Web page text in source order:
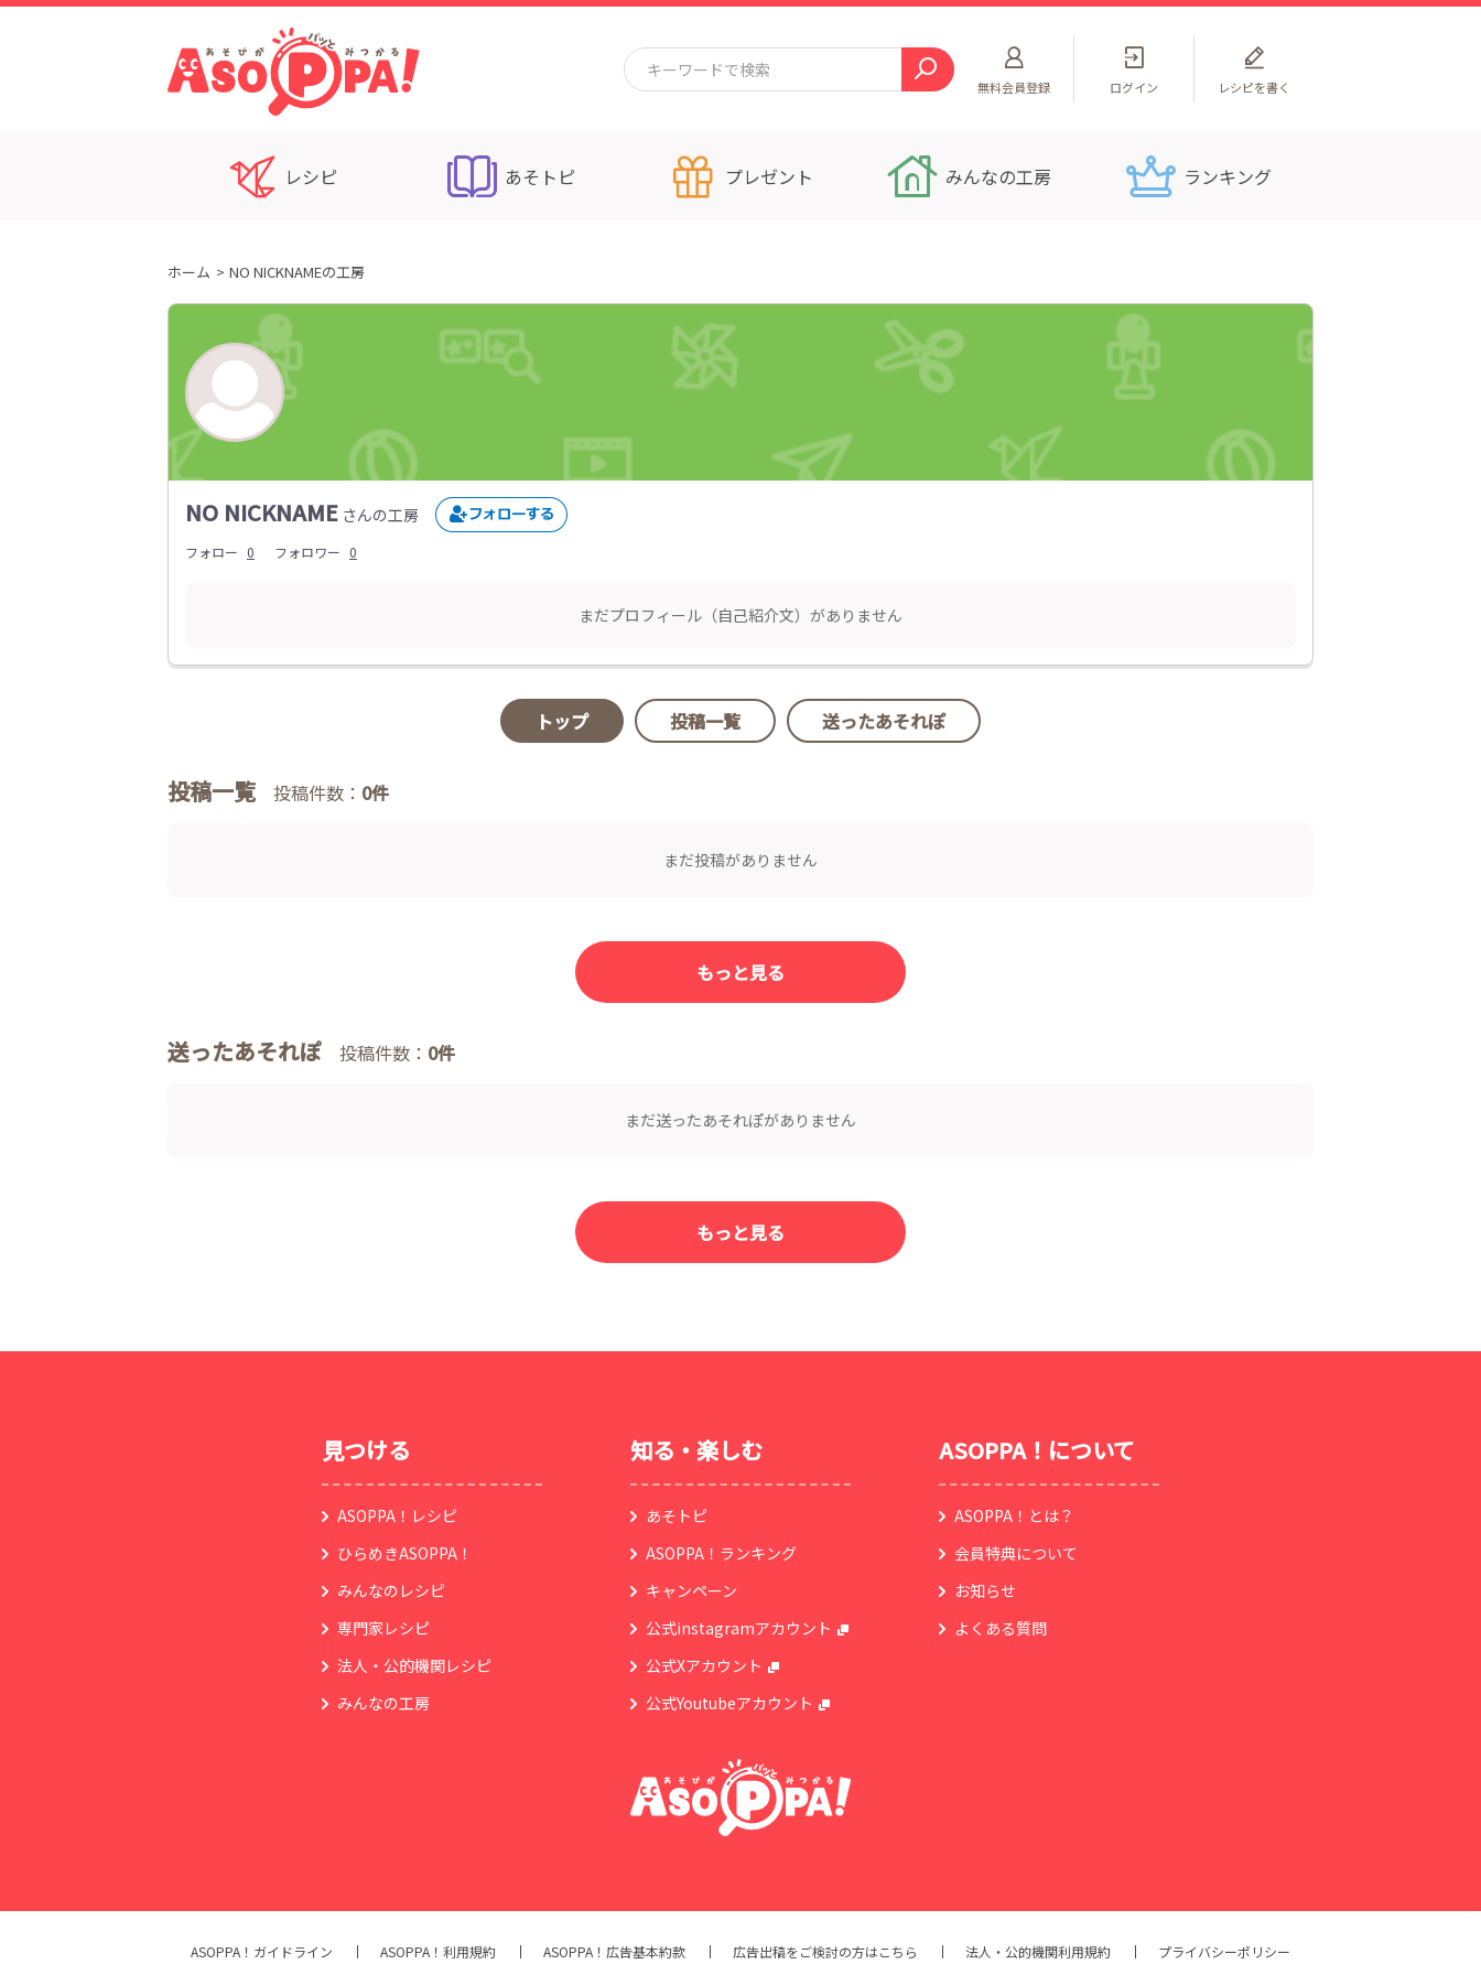
無料会員登録 ログイン レシピを書く
レシピ あそトピ プレゼント みんなの工房 ランキング
ホーム NO NICKNAMEの工房
NO NICKNAME さんの工房
フォロー 0 フォロワー 0
まだプロフィール（自己紹介文）がありません
トップ 投稿一覧 送ったあそれぽ
投稿一覧 投稿件数： 0件
まだ投稿がありません
もっと見る
送ったあそれぽ 投稿件数： 0件
まだ送ったあそれぽがありません
もっと見る
見つける
ASOPPA！レシピ
ひらめきASOPPA！
みんなのレシピ
専門家レシピ
法人・公的機関レシピ
みんなの工房
知る・楽しむ
あそトピ
ASOPPA！ランキング
キャンペーン
公式instagramアカウント
公式Xアカウント
公式Youtubeアカウント
ASOPPA！について
ASOPPA！とは？
会員特典について
お知らせ
よくある質問
ASOPPA！ガイドライン ASOPPA！利用規約 ASOPPA！広告基本約款 広告出稿をご検討の方はこちら 法人・公的機関利用規約 プライバシーポリシー